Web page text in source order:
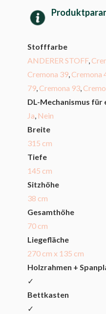
Stofffarbe
ANDERER STOFF,
Cremona 39 Cremona
79 Cremona 93
DL-Mechanismus für
Ja Nein
Breite
315 cm
Tiefe
145 cm
Sitzhöhe
38 cm
Gesamthöhe
70 cm
Liegefläche
270 cm x 135 cm
Holzrahmen +
✓
Bettkasten
✓